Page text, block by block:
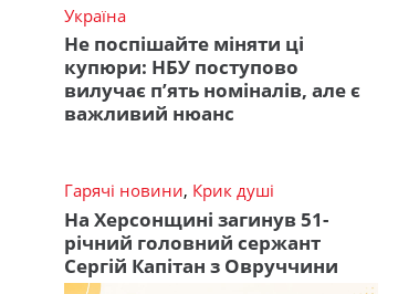
Україна
Не поспішайте міняти ці
купюри: НБУ поступово
вилучає п’ять номіналів, але є
важливий нюанс
Гарячі новини, Крик душі
На Херсонщині загинув 51-
річний головний сержант
Сергій Капітан з Овруччини